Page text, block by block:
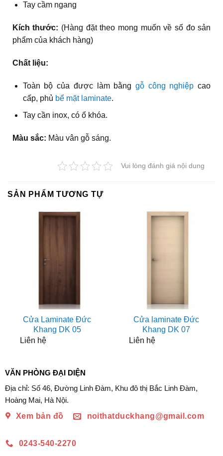
Tay cầm ngang
Kích thước: (Hàng đặt theo mong muốn về số đo sản
phẩm của khách hàng)
Chất liệu:
Toàn bộ của được làm bằng gỗ công nghiệp cao
cấp, phủ bể mặt laminate.
Tay cần inox, có ổ khóa.
Màu sắc: Màu vân gỗ sáng.
Vui lòng đánh giá nội dung
SẢN PHẨM TƯƠNG TỰ
Cửa Laminate Đức
Khang DK 05
Liên hệ
Cửa laminate Đức
Khang DK 07
Liên hệ
VĂN PHÒNG ĐẠI DIỆN
Địa chỉ: Số 46, Đường Linh Đàm, Khu đô thị Bắc Linh Đàm,
Hoàng Mai, Hà Nội.
Xem bản đồ
noithatduckhang@gmail.com
0243-540-2270